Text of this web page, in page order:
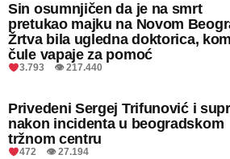
Sin osumnjičen da je na smrt
pretukao majku na Novom
Žrtva bila ugledna doktorica,
čule vapaje za pomoć
3.793 👁 217.440
Privedeni Sergej Trifunović i
nakon incidenta u beogradskom
tržnom centru
472 👁 27.194